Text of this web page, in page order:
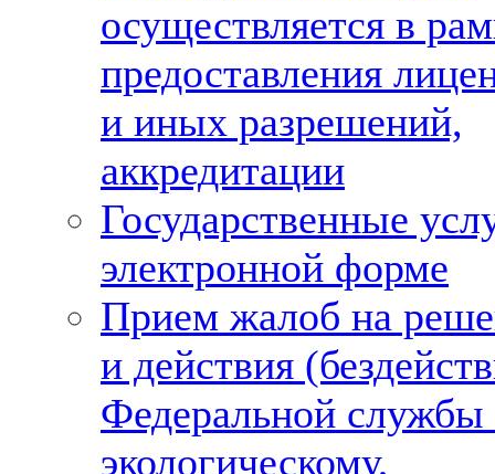
осуществляется в
предоставления
и иных разрешений,
аккредитации
Государственные
электронной форме
Прием жалоб на
и действия
Федеральной службы
экологическому,